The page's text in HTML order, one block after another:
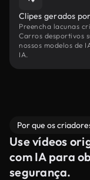
Clipes gerados
Preencha lacunas
Carros desportivos
nossos modelos de
IA.
Por que os
Use vídeos
com IA para
segurança.